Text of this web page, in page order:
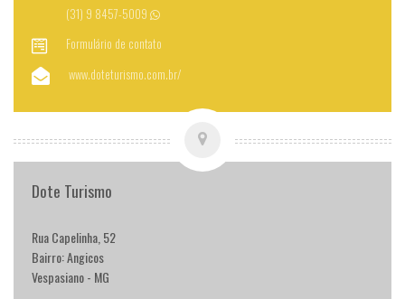
(31) 9 8457-5009
Formulário de contato
www.doteturismo.com.br/
Dote Turismo
Rua Capelinha, 52
Bairro: Angicos
Vespasiano - MG